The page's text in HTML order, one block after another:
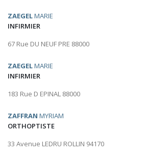
ZAEGELMARIE
INFIRMIER
67 Rue DU NEUF PRE 88000
ZAEGELMARIE
INFIRMIER
183 Rue D EPINAL 88000
ZAFFRAN MYRIAM
ORTHOPTISTE
33 Avenue LEDRU ROLLIN 94170